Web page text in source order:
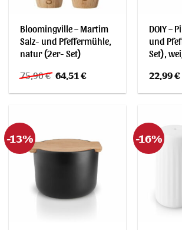
Bloomingville – Martim
Salz- und Pfeffermühle,
natur (2er- Set)
75,90€ Ursprünglicher
Preis
war:
64,51€Aktueller
ist:
DOIY –
und
Set),
22,99€
-13% -16%